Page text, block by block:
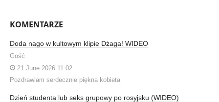
KOMENTARZE
Doda nago w kultowym klipie Dżaga! WIDEO
Gość
21 June 2026 11:02
Pozdrawiam serdecznie piękna kobieta
Dzień studenta lub seks grupowy po rosyjsku (WIDEO)